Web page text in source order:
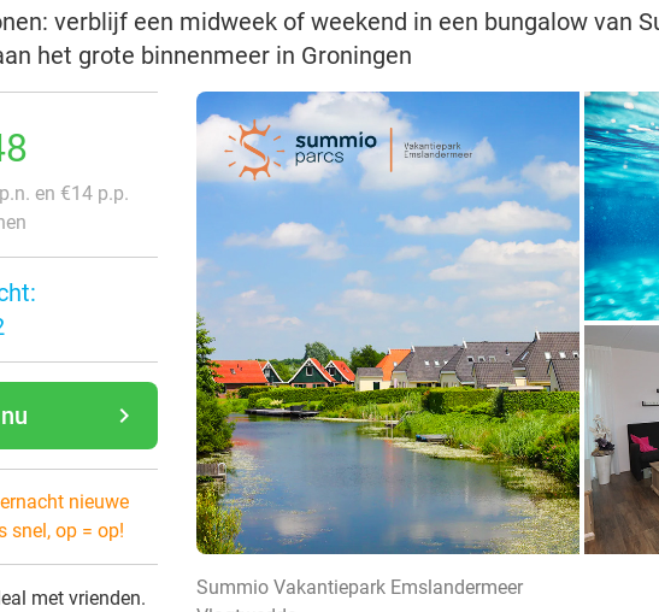
verblijf een midweek of weekend in een bungalow van
het grote binnenmeer in Groningen
en €14 p.p.
navigate_next
nieuwe
snel, op = op!
met vrienden.
Summio Vakantiepark Emslandermeer